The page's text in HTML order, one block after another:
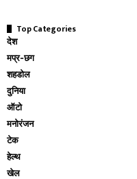
Top Categories
देश
मप्र-छग
शहडोल
दुनिया
ऑटो
मनोरंजन
टेक
हेल्थ
खेल